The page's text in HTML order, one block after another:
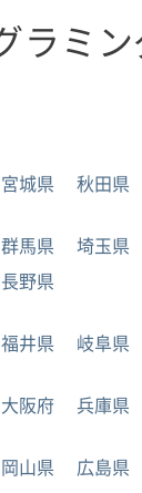
ラミ
宮城県 秋田県
群馬県 埼玉県
長野県
福井県 岐阜県
大阪府 兵庫県
岡山県 広島県